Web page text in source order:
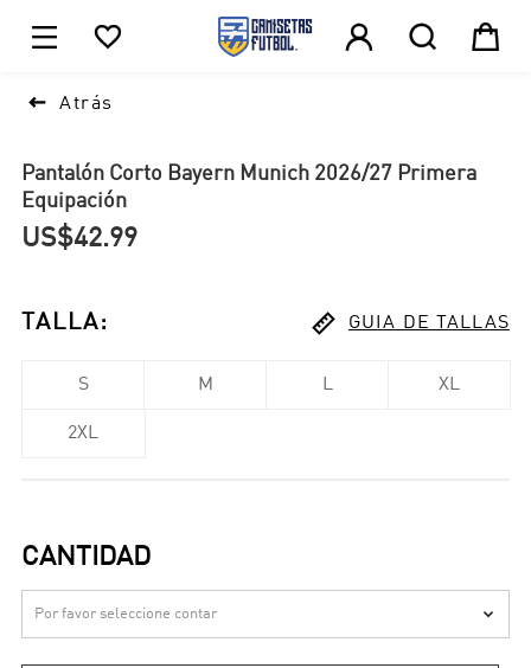
    
 Atrás
Pantalón Corto Bayern Munich 2026/27 Primera
Equipación
US$42.99
TALLA:  GUIA DE TALLAS
S M L XL
2XL
CANTIDAD
